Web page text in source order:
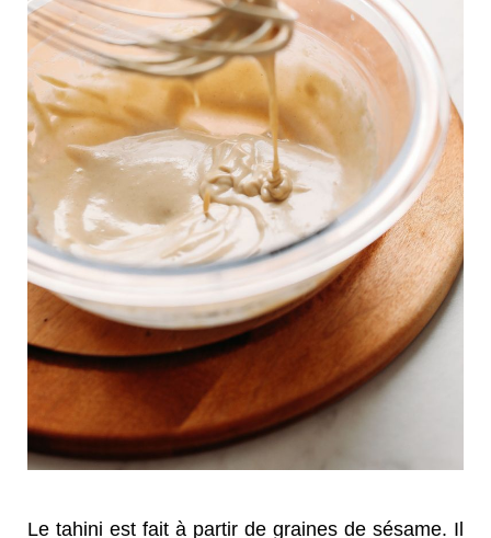
Le tahini est fait à partir de graines de sésame. Il